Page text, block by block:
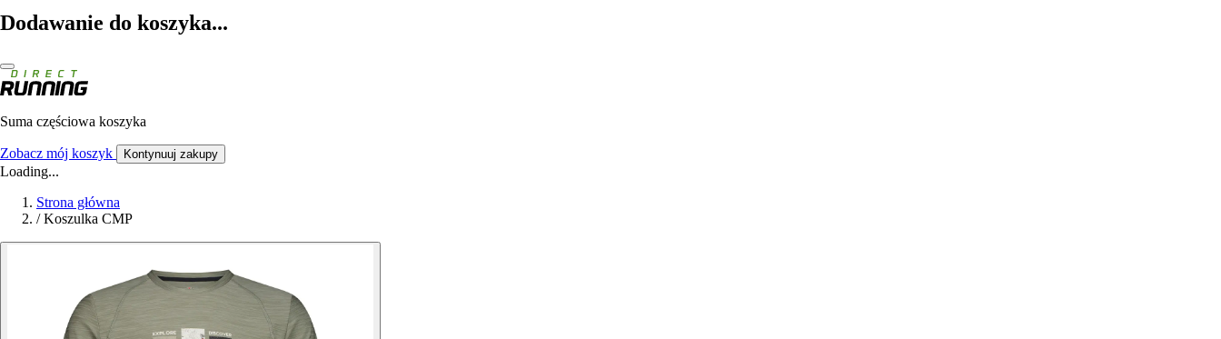
Dodawanie do koszyka...
Suma częściowa koszyka
Zobacz mój koszyk Kontynuuj zakupy
Loading...
Strona główna
/ Koszulka CMP